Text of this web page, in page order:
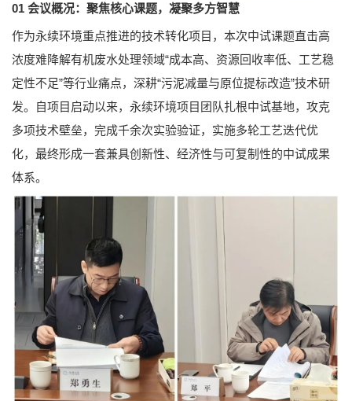
01 会议概况：聚焦核心课题，凝聚多方智慧
作为永续环境重点推进的技术转化项目，本次中试课题直击高
浓度难降解有机废水处理领域“成本高、资源回收率低、工艺稳
定性不足”等行业痛点，深耕“污泥减量与原位提标改造”技术研
发。自项目启动以来，永续环境项目团队扎根中试基地，攻克
多项技术壁垒，完成千余次实验验证，实施多轮工艺迭代优
化，最终形成一套兼具创新性、经济性与可复制性的中试成果
体系。